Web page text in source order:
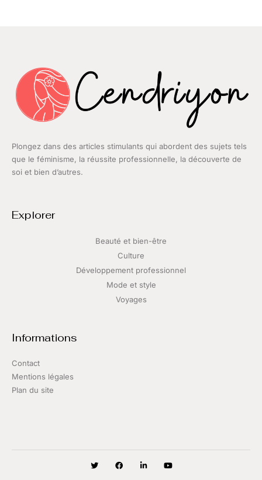
Plongez dans des articles stimulants qui abordent des sujets tels
que le féminisme, la réussite professionnelle, la découverte de
soi et bien d’autres.
Explorer
Beauté et bien-être
Culture
Développement professionnel
Mode et style
Voyages
Informations
Contact
Mentions légales
Plan du site